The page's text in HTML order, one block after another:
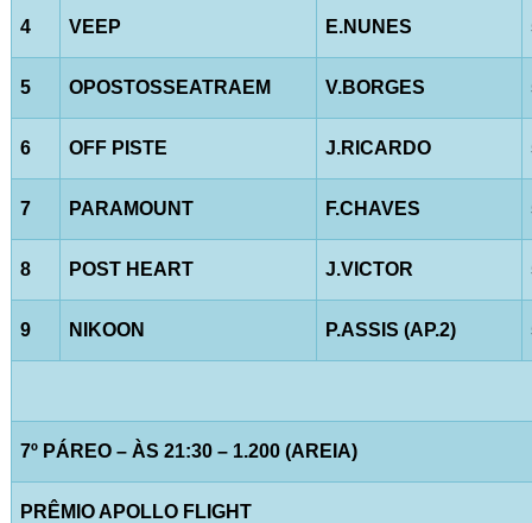
4 VEEP E.NUNES
5 OPOSTOSSEATRAEM V.BORGES
6 OFF PISTE J.RICARDO
7 PARAMOUNT F.CHAVES
8 POST HEART J.VICTOR
9 NIKOON P.ASSIS (AP.2)
7º PÁREO – ÀS 21:30 – 1.200 (AREIA)
PRÊMIO APOLLO FLIGHT